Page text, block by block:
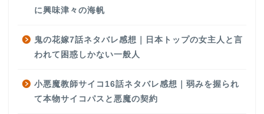
に興味津々の海帆
鬼の花嫁7話ネタバレ感想｜日本トップの女主人と言
われて困惑しかない一般人
小悪魔教師サイコ16話ネタバレ感想｜弱みを握られ
て本物サイコパスと悪魔の契約